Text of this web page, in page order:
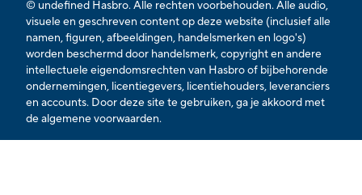
© undefined Hasbro. Alle rechten voorbehouden. Alle audio,
visuele en geschreven content op deze website (inclusief alle
namen, figuren, afbeeldingen, handelsmerken en logo's)
worden beschermd door handelsmerk, copyright en andere
intellectuele eigendomsrechten van Hasbro of bijbehorende
ondernemingen, licentiegevers, licentiehouders, leveranciers
en accounts. Door deze site te gebruiken, ga je akkoord met
dealgemene voorwaarden.